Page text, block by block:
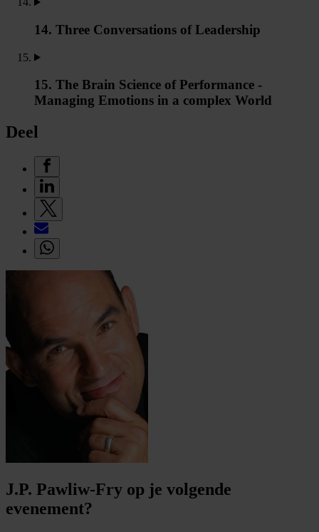
14. Three Conversations of Leadership
15. The Brain Science of Performance -
Managing Emotions in a complex World
Deel
J.P. Pawliw-Fry op je volgende
evenement?